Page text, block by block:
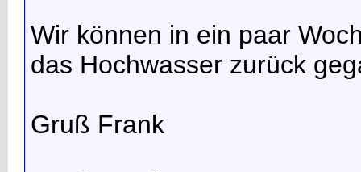
Wir können in ein paar
das Hochwasser zurück
Gruß Frank